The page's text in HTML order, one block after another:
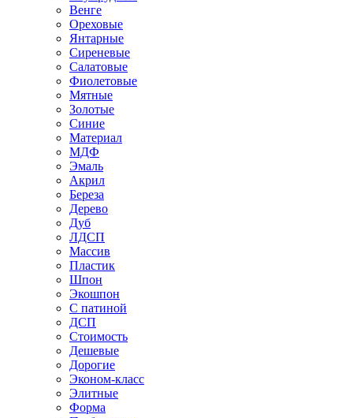
Венге
Ореховые
Янтарные
Сиреневые
Салатовые
Фиолетовые
Мятные
Золотые
Синие
Материал
МДФ
Эмаль
Акрил
Береза
Дерево
Дуб
ЛДСП
Массив
Пластик
Шпон
Экошпон
С патиной
ДСП
Стоимость
Дешевые
Дорогие
Эконом-класс
Элитные
Форма